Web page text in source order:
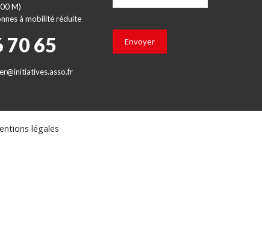
M)
à mobilité réduite
70 65 Envoyer
légales